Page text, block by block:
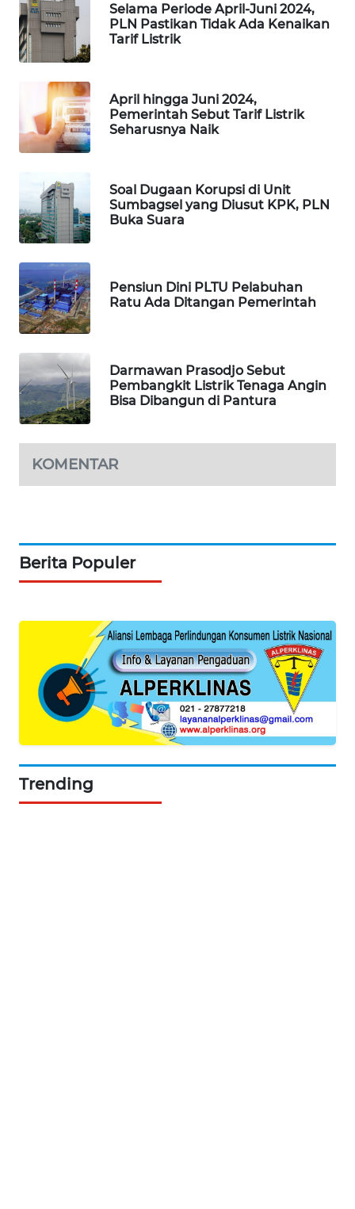
Selama Periode April-Juni 2024,
PLN Pastikan Tidak Ada Kenaikan
Tarif Listrik
April hingga Juni 2024,
Pemerintah Sebut Tarif Listrik
Seharusnya Naik
Soal Dugaan Korupsi di Unit
Sumbagsel yang Diusut KPK, PLN
Buka Suara
Pensiun Dini PLTU Pelabuhan
Ratu Ada Ditangan Pemerintah
Darmawan Prasodjo Sebut
Pembangkit Listrik Tenaga Angin
Bisa Dibangun di Pantura
KOMENTAR
Berita Populer
Trending
FISUELRI
ID
ENERGI
NEWS
CILEUNGSI
NEWS
BERKAT
NEWS
NEWS
ANUGERAH
NEWS
AKHLAK
ID